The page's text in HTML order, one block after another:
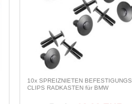
10x SPREIZNIETEN BEFESTIGUNGS
CLIPS RADKASTEN für BMW